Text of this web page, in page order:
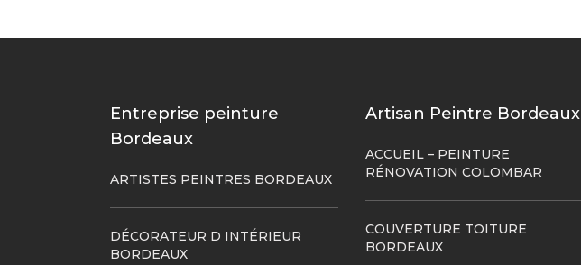
Entreprise peinture
Bordeaux
ARTISTES PEINTRES BORDEAUX
DÉCORATEUR D INTÉRIEUR
BORDEAUX
Artisan Peintre Bordeaux
ACCUEIL – PEINTURE
RÉNOVATION COLOMBAR
COUVERTURE TOITURE
BORDEAUX